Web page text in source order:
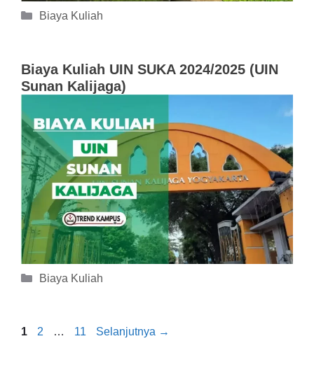
Kategori
Biaya Kuliah
Biaya Kuliah UIN SUKA 2024/2025 (UIN
Sunan Kalijaga)
Kategori
Biaya Kuliah
Halaman
1 Halaman
2 … Halaman
11 Selanjutnya →